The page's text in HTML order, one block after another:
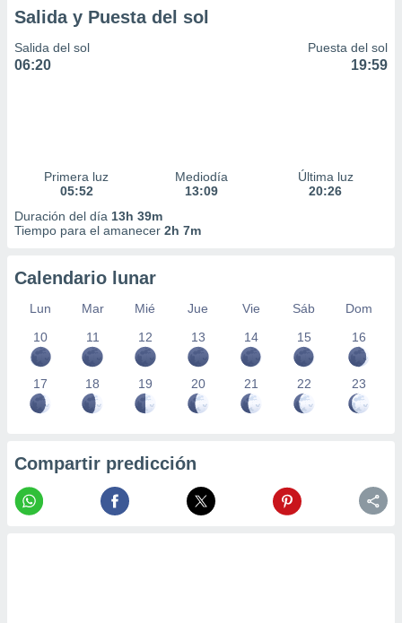
Salida y Puesta del sol
Salida del sol
06:20
Puesta del sol
19:59
Primera luz
05:52
Mediodía
13:09
Última luz
20:26
Duración del día 13h 39m
Tiempo para el amanecer 2h 7m
Calendario lunar
Lun Mar Mié Jue Vie Sáb
Dom
10
11 12 13 14 15 16
17 18 19 20 21 22 23
Compartir predicción